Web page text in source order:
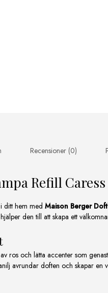
Recensioner (0)
Refill
ditt hem med Maison Berger
den till att skapa ett
ros och lätta accenter som
avrundar doften och skapar en